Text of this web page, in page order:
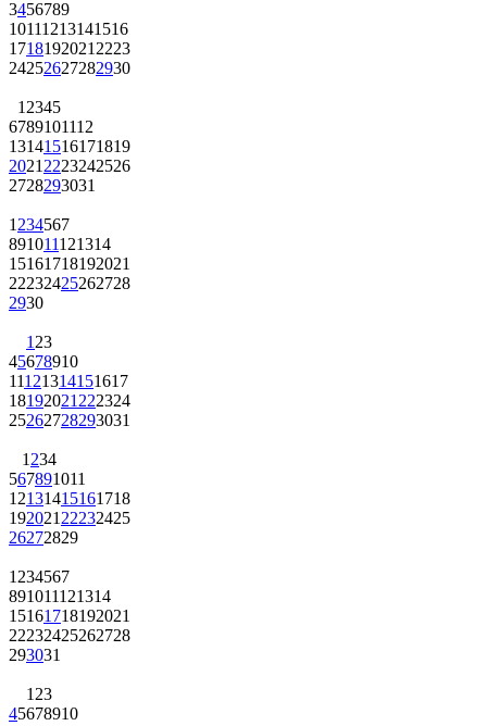
3456789
10111213141516
1718192021 2223
24252627282930
1 2345
6789101112
13141516171819
2021 2223242526
2728293031
1 234567
891011121314
15161718192021
22232425262728
2930
1 23
45678910
11121314151617
18192021 222324
25262728293031
1 234
567891011
12131415161718
192021 22232425
26272829
1 234567
891011121314
15161718192021
22232425262728
293031
1 23
45678910